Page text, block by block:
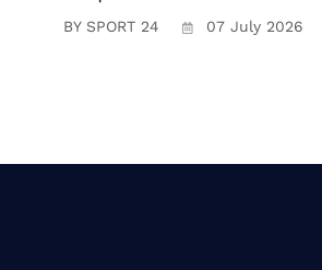
BY SPORT 24 07 July 2026